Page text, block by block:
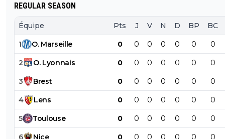
REGULAR SEASON
Équipe Pts J V N D BP BC
1 O. Marseille 0 0 0 0 0 0 0
2 O. Lyonnais 0 0 0 0 0 0 0
3 Brest 0 0 0 0 0 0 0
4 Lens 0 0 0 0 0 0 0
5 Toulouse 0 0 0 0 0 0 0
6 Nice 0 0 0 0 0 0 0